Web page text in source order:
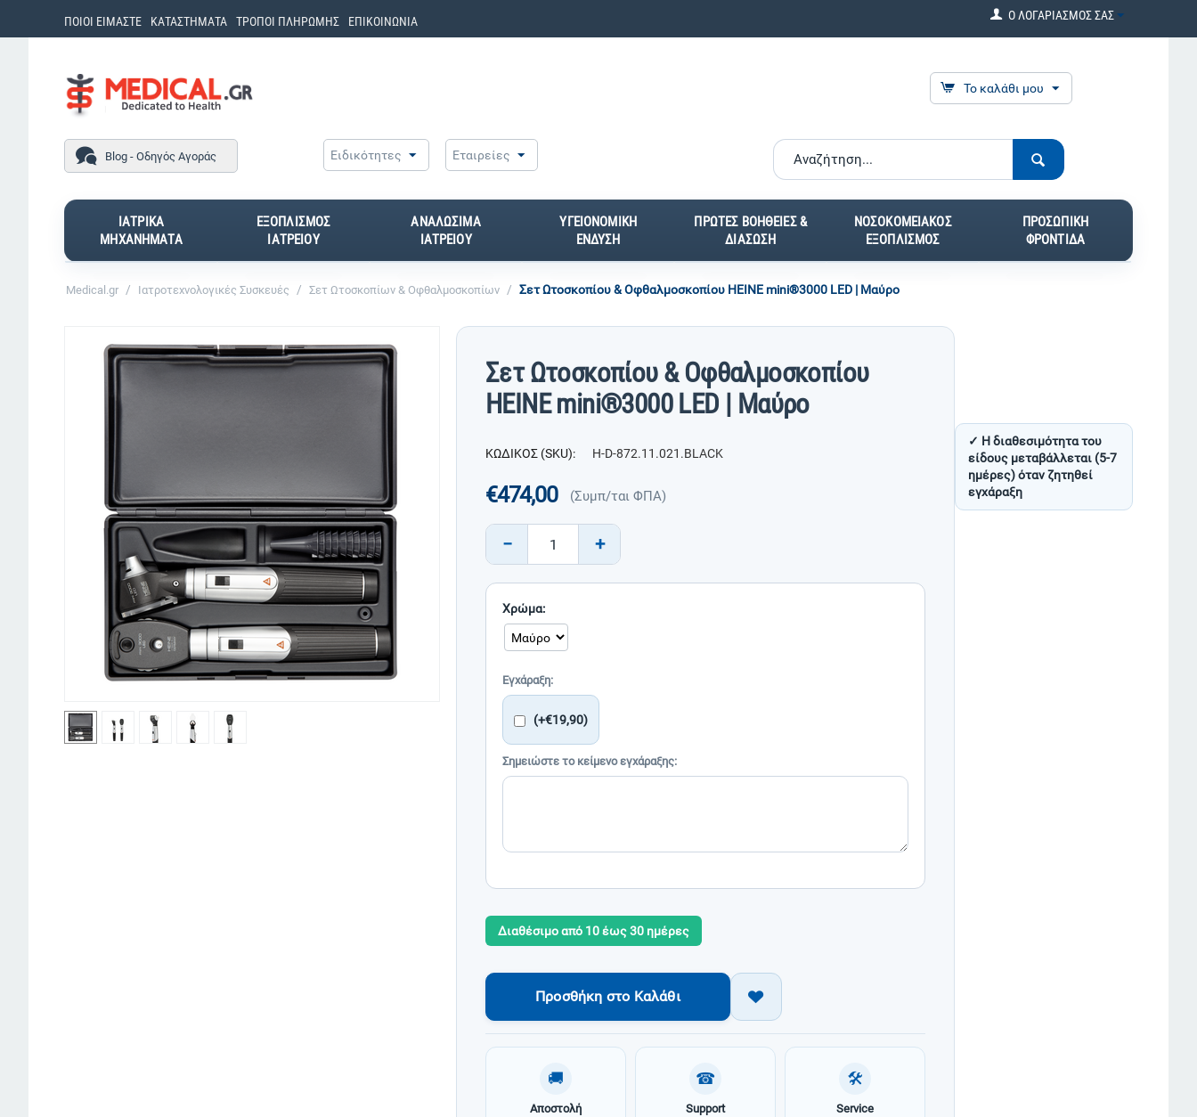
ΠΟΙΟΙ ΕΙΜΑΣΤΕ ΚΑΤΑΣΤΗΜΑΤΑ ΤΡΟΠΟΙ ΠΛΗΡΩΜΗΣ ΕΠΙΚΟΙΝΩΝΙΑ Ο ΛΟΓΑΡΙΑΣΜΟΣ ΣΑΣ
Το καλάθι μου
Blog - Οδηγός Αγοράς Ειδικότητες Εταιρείες
ΙΑΤΡΙΚΑ
ΜΗΧΑΝΗΜΑΤΑ
ΕΞΟΠΛΙΣΜΟΣ
ΙΑΤΡΕΙΟΥ
ΑΝΑΛΩΣΙΜΑ
ΙΑΤΡΕΙΟΥ
ΥΓΕΙΟΝΟΜΙΚΗ
ΕΝΔΥΣΗ
ΠΡΩΤΕΣ ΒΟΗΘΕΙΕΣ &
ΔΙΑΣΩΣΗ
ΝΟΣΟΚΟΜΕΙΑΚΟΣ
ΕΞΟΠΛΙΣΜΟΣ
ΠΡΟΣΩΠΙΚΗ
ΦΡΟΝΤΙΔΑ
Medical.gr / Ιατροτεχνολογικές Συσκευές / Σετ Ωτοσκοπίων & Οφθαλμοσκοπίων / Σετ Ωτοσκοπίου & Οφθαλμοσκοπίου HEINE mini®3000 LED | Μαύρο
Σετ Ωτοσκοπίου & Οφθαλμοσκοπίου
HEINE mini®3000 LED | Μαύρο
✓ Η διαθεσιμότητα του
είδους μεταβάλλεται (5-7
ημέρες) όταν ζητηθεί
εγχάραξη
ΚΩΔΙΚΟΣ (SKU): H-D-872.11.021.BLACK
€474,00 (Συμπ/ται ΦΠΑ)
+
−
Χρώμα:
Εγχάραξη:
(+€19,90)
Σημειώστε το κείμενο εγχάραξης:
Διαθέσιμο από 10 έως 30 ημέρες
Προσθήκη στο Καλάθι
🚚
Αποστολή
☎
Support
🛠
Service